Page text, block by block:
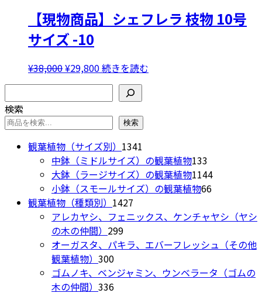
オ
ョ
品
ー
ジ
か
ら
択
き
す
に
は
の
バ
リ
エ
ー
シ
ョ
ン
が
り
す。
プ
【現物商品】シェフレラ 枝物 10号
サイズ -10
¥38,000元
の
で
し
た。
¥29,800現
在
¥29,800
で
す。
続きを読む
検索
検索
観葉植物（サイズ別） 1341
個
の
商
中鉢（ミドルサイズ）の観葉植物133
個
の
品
大鉢（ラージサイズ）の観葉植物11441144
商
小鉢（スモールサイズ）の観葉植物6666
の
品
観葉植物（種類別） 1427
個
商
アレカヤシ、フェニックス、ケンチャヤシ（ヤシ
の木の仲間） 299299
個
商
オーガスタ、パキラ、エバーフレッシュ（その他
観葉植物） 300300
個
の
ゴムノキ、ベンジャミン、ウンベラータ（ゴムの
木の仲間） 336336